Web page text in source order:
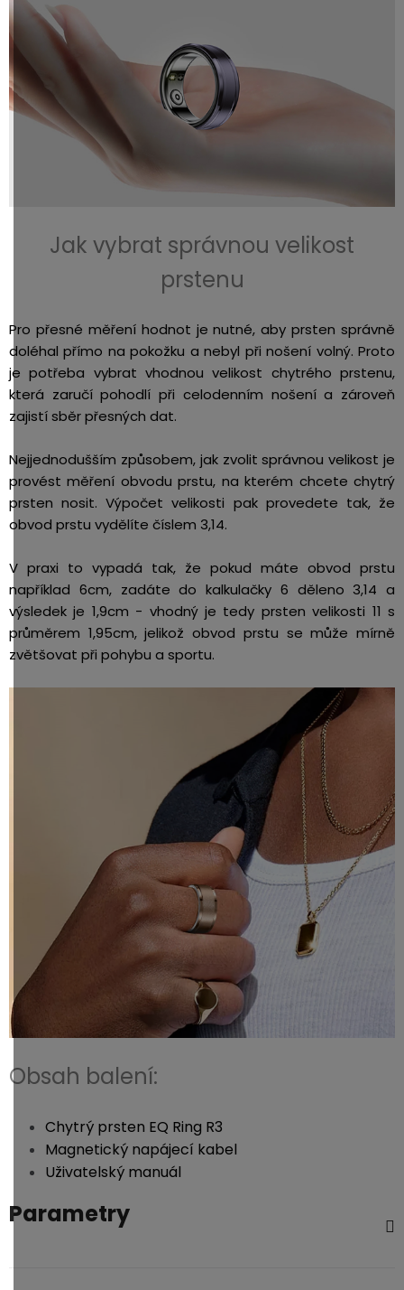
Jak vybrat správnou velikost
prstenu
Pro přesné měření hodnot je nutné, aby prsten správně
doléhal přímo na pokožku a nebyl při nošení volný. Proto
je potřeba vybrat vhodnou velikost chytrého prstenu,
která zaručí pohodlí při celodenním nošení a zároveň
zajistí sběr přesných dat.
Nejjednodušším způsobem, jak zvolit správnou velikost je
provést měření obvodu prstu, na kterém chcete chytrý
prsten nosit. Výpočet velikosti pak provedete tak, že
obvod prstu vydělíte číslem 3,14.
V praxi to vypadá tak, že pokud máte obvod prstu
například 6cm, zadáte do kalkulačky 6 děleno 3,14 a
výsledek je 1,9cm - vhodný je tedy prsten velikosti 11 s
průměrem 1,95cm, jelikož obvod prstu se může mírně
zvětšovat při pohybu a sportu.
Obsah balení:
Chytrý prsten EQ Ring R3
Magnetický napájecí kabel
Uživatelský manuál
Parametry